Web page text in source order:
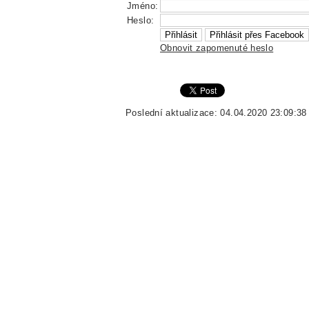
Jméno:
Heslo:
Obnovit zapomenuté heslo
Poslední aktualizace: 04.04.2020 23:09:38